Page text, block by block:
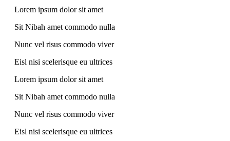
Lorem ipsum dolor sit amet
Sit Nibah amet commodo nulla
Nunc vel risus commodo viver
Eisl nisi scelerisque eu ultrices
Lorem ipsum dolor sit amet
Sit Nibah amet commodo nulla
Nunc vel risus commodo viver
Eisl nisi scelerisque eu ultrices